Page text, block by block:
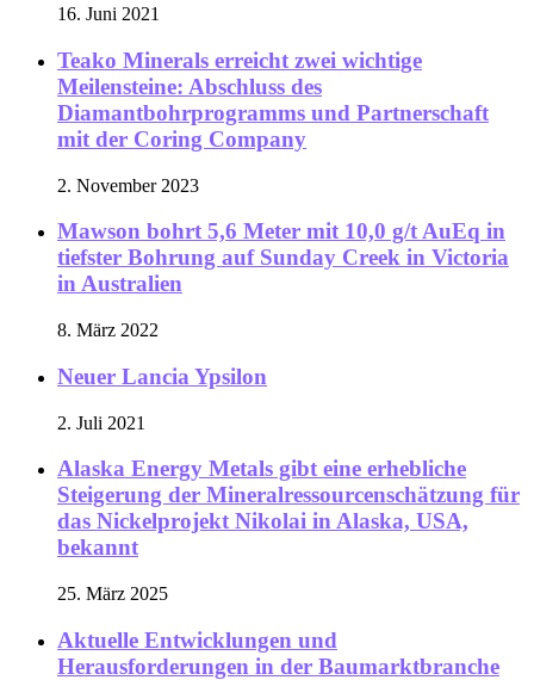
16. Juni 2021
Teako Minerals erreicht zwei wichtige
Meilensteine: Abschluss des
Diamantbohrprogramms und Partnerschaft
mit der Coring Company
2. November 2023
Mawson bohrt 5,6 Meter mit 10,0 g/t AuEq in
tiefster Bohrung auf Sunday Creek in Victoria
in Australien
8. März 2022
Neuer Lancia Ypsilon
2. Juli 2021
Alaska Energy Metals gibt eine erhebliche
Steigerung der Mineralressourcenschätzung für
das Nickelprojekt Nikolai in Alaska, USA,
bekannt
25. März 2025
Aktuelle Entwicklungen und
Herausforderungen in der Baumarktbranche